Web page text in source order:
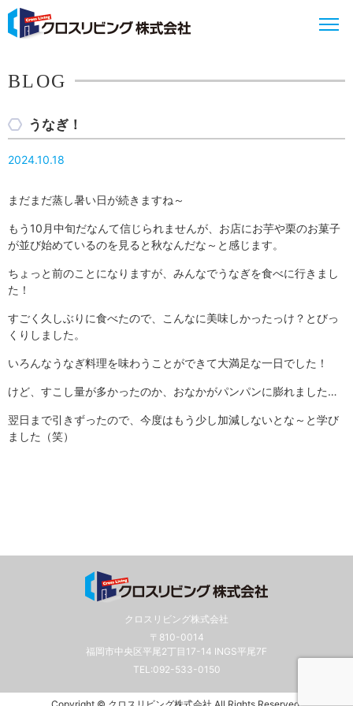
BLOG
うなぎ！
2024.10.18
まだまだ蒸し暑い日が続きますね～
もう10月中旬だなんて信じられませんが、お店にお芋や栗のお菓子
が並び始めているのを見ると秋なんだな～と感じます。
ちょっと前のことになりますが、みんなでうなぎを食べに行きまし
た！
すごく久しぶりに食べたので、こんなに美味しかったっけ？とびっ
くりしました。
いろんなうなぎ料理を味わうことができて大満足な一日でした！
けど、すこし量が多かったのか、おなかがパンパンに膨れました…
翌日まで引きずったので、今度はもう少し加減しないとな～と学び
ました（笑）
クロスリビング株式会社
〒810-0014
福岡市中央区平尾2丁目17-14 INGS平尾7F
TEL:092-533-0150